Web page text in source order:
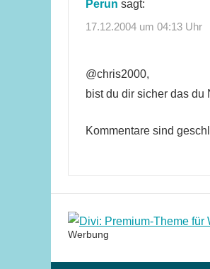
Perun sagt:
17.12.2004 um 04:13 Uhr
@chris2000,
bist du dir sicher das du
Kommentare sind
Werbung